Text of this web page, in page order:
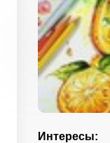
Интересы: